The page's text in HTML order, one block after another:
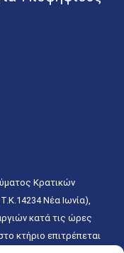
Κρατικών
Νέα Ιωνία),
κατά τις ώρες
κτήριο επιτρέπεται